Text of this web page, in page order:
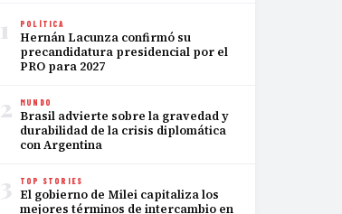
1 POLÍTICA
Hernán Lacunza confirmó su
precandidatura presidencial por el
PRO para 2027
2 MUNDO
Brasil advierte sobre la gravedad y
durabilidad de la crisis diplomática
con Argentina
3 TOP STORIES
El gobierno de Milei capitaliza los
mejores términos de intercambio en